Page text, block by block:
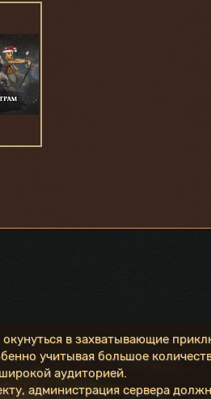
в захватывающие
учитывая большое
аудиторией.
администрация сервера